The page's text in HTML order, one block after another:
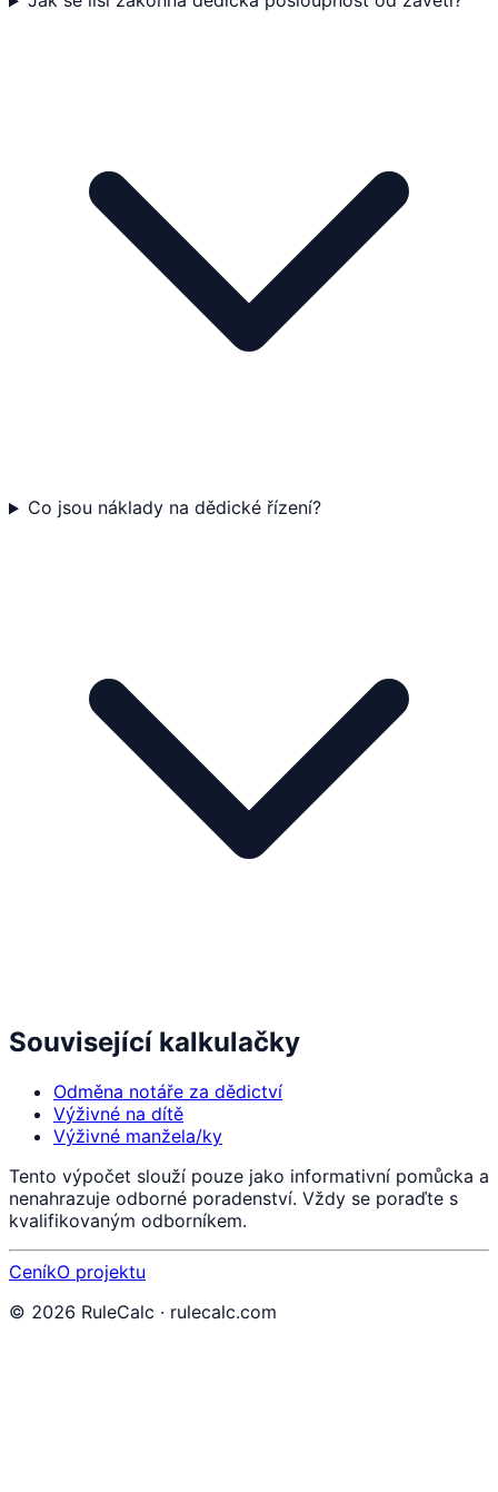
Co jsou náklady na dědické řízení?
Související kalkulačky
Odměna notáře za dědictví
Výživné na dítě
Výživné manžela/ky
Tento výpočet slouží pouze jako informativní pomůcka a
nenahrazuje odborné poradenství. Vždy se poraďte s
kvalifikovaným odborníkem.
CeníkO projektu
© 2026 RuleCalc · rulecalc.com